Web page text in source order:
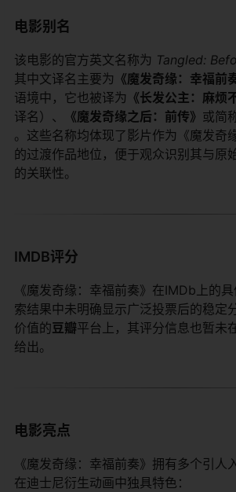
电影别名
该电影的官方英文名称为 Tangled:
其中文译名主要为​ 《魔发奇缘：幸福前
语境中，它也被译为​ 《长发公主：麻烦
译名）、​
​《魔发奇缘之后：前传》​ 或简
。这些名称均体现了影片作为《魔发奇
的过渡作品地位，便于观众识别其与原
的关联性。
IMDB评分
《魔发奇缘：幸福前奏》在IMDb上的
索结果中未明确显示广泛投票后的稳定
价值的​​豆瓣​平台上，其评分信息也暂未
给出。
电影亮点
《魔发奇缘：幸福前奏》拥有多个引人
在迪士尼衍生动画中独具特色：